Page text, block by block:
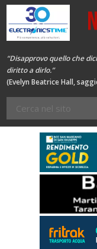
“Disapprovo quello che
diritto a dirlo.”
(Evelyn Beatrice Hall,